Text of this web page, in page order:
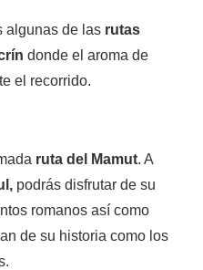
algunas de las rutas
donde el aroma de
el recorrido.
ruta del Mamut. A
podrás disfrutar de su
romanos así como
de su historia como los